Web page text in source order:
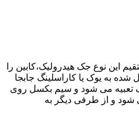
این نوع جک هیدرولیک،کابین را
به یوک یا کاراسلینگ جابجا
تعبیه می شود و سیم بکسل روی
و از طرفی دیگر به